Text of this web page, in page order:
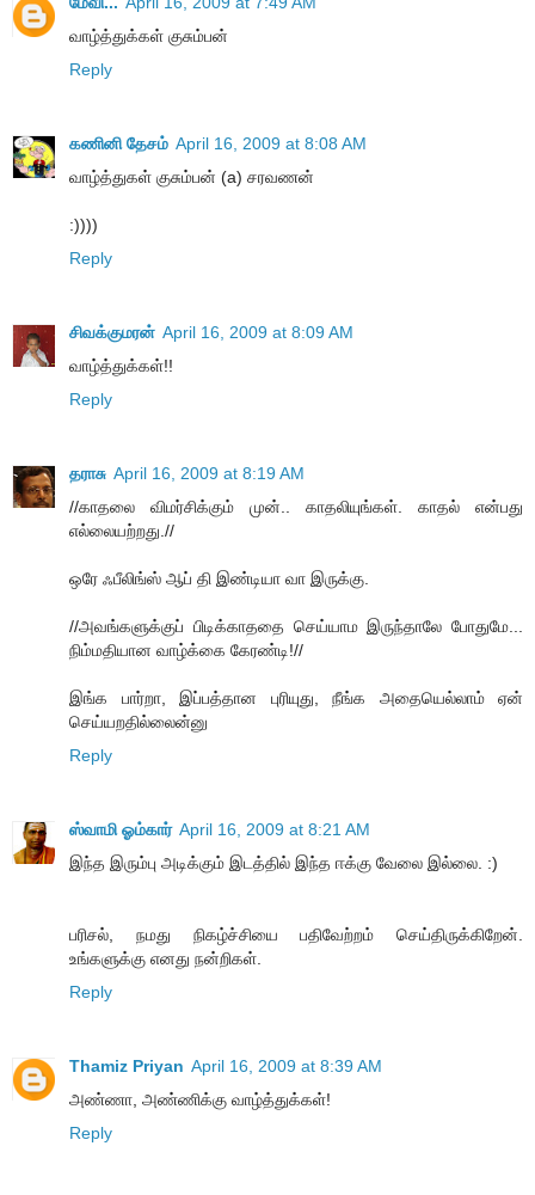
வாழ்த்துக்கள் குசும்பன்
Reply
கணினி தேசம் April 16, 2009 at 8:08 AM
வாழ்த்துகள் குசும்பன் (a) சரவணன்
:))))
Reply
சிவக்குமரன் April 16, 2009 at 8:09 AM
வாழ்த்துக்கள்!!
Reply
தராசு April 16, 2009 at 8:19 AM
//காதலை விமர்சிக்கும் முன்.. காதலியுங்கள். காதல் என்பது
எல்லையற்றது.//
ஒரே ஃபீலிங்ஸ் ஆப் தி இண்டியா வா இருக்கு.
//அவங்களுக்குப் பிடிக்காததை செய்யாம இருந்தாலே போதுமே...
நிம்மதியான வாழ்க்கை கேரண்டி!//
இங்க பார்றா, இப்பத்தான புரியுது, நீங்க அதையெல்லாம் ஏன்
செய்யறதில்லைன்னு
Reply
ஸ்வாமி ஓம்கார் April 16, 2009 at 8:21 AM
இந்த இரும்பு அடிக்கும் இடத்தில் இந்த ஈக்கு வேலை இல்லை. :)
பரிசல், நமது நிகழ்ச்சியை பதிவேற்றம் செய்திருக்கிறேன்.
உங்களுக்கு எனது நன்றிகள்.
Reply
Thamiz Priyan April 16, 2009 at 8:39 AM
அண்ணா, அண்ணிக்கு வாழ்த்துக்கள்!
Reply